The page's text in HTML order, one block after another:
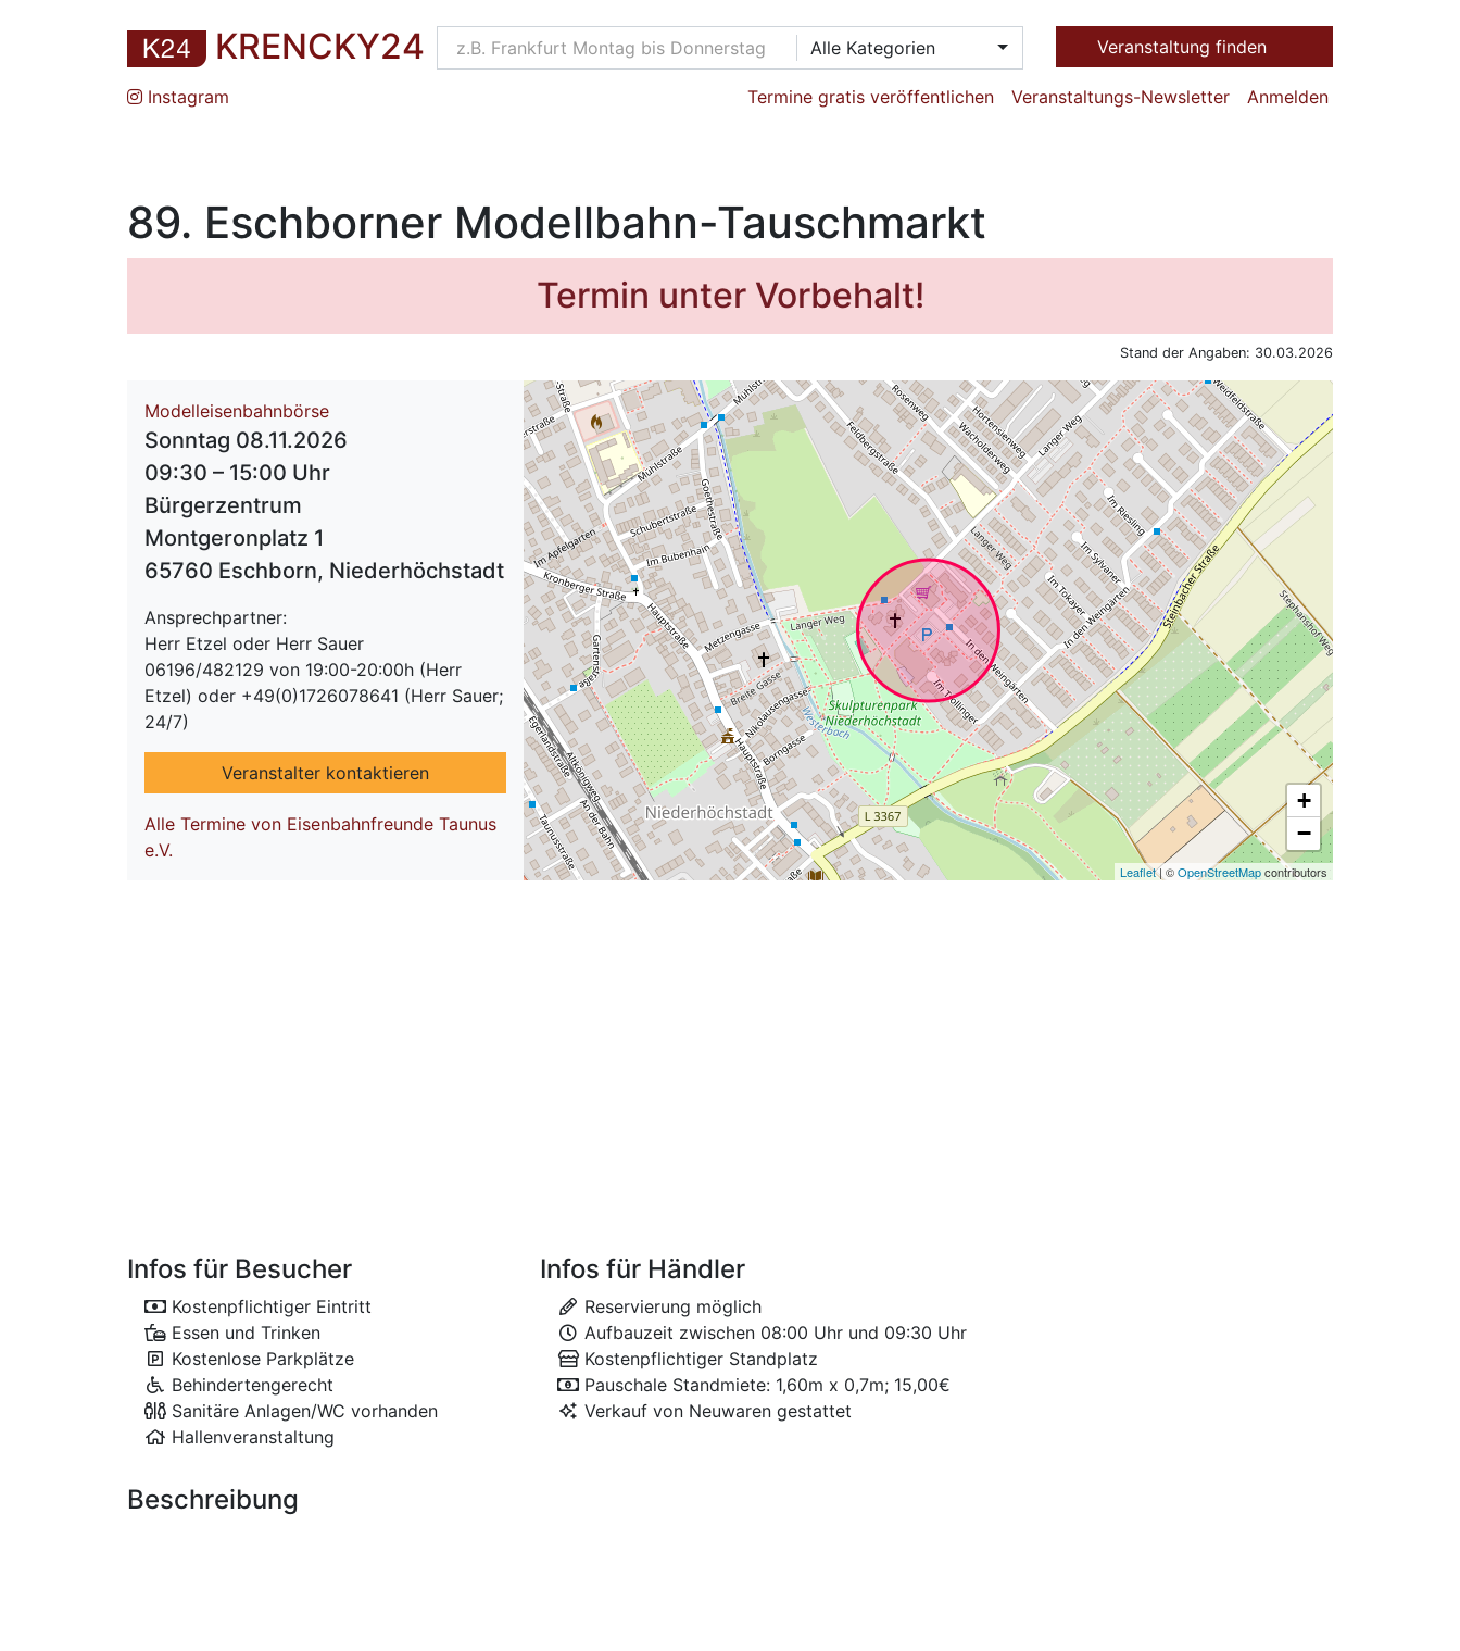
KRENCKY24 Alle Kategorien Veranstaltung finden
Instagram Termine gratis veröffentlichen Veranstaltungs-Newsletter Anmelden
89. Eschborner Modellbahn-Tauschmarkt
Termin unter Vorbehalt!
Stand der Angaben: 30.03.2026
Modelleisenbahnbörse
Sonntag 08.11.2026
09:30 – 15:00 Uhr
Bürgerzentrum
Montgeronplatz 1
65760 Eschborn, Niederhöchstadt
Ansprechpartner:
Herr Etzel oder Herr Sauer
06196/482129 von 19:00-20:00h (Herr
Etzel) oder +49(0)1726078641 (Herr Sauer;
24/7)
Veranstalter kontaktieren
Alle Termine von Eisenbahnfreunde Taunus
e.V.
+
−
Leaflet| ©OpenStreetMapcontributors
Infos für Besucher
Kostenpflichtiger Eintritt
Essen und Trinken
Kostenlose Parkplätze
Behindertengerecht
Sanitäre Anlagen/WC vorhanden
Hallenveranstaltung
Infos für Händler
Reservierung möglich
Aufbauzeit zwischen 08:00 Uhr und 09:30 Uhr
Kostenpflichtiger Standplatz
Pauschale Standmiete: 1,60m x 0,7m; 15,00€
Verkauf von Neuwaren gestattet
Beschreibung